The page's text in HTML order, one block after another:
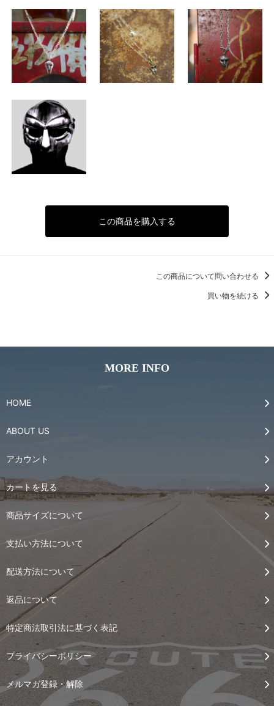
この商品を購入する
この商品について問い合わせる
買い物を続ける
MORE INFO
HOME
ABOUT US
アカウント
カートを見る
商品サイズについて
支払い方法について
配送方法について
返品について
特定商法取引法に基づく表記
プライバシーポリシー
メルマガ登録・解除